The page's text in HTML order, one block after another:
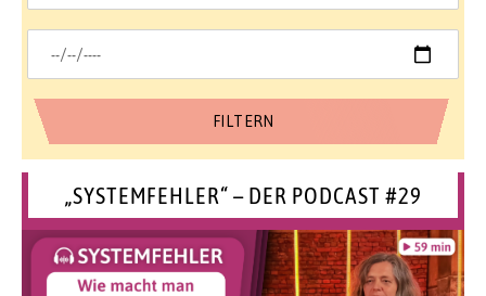
„SYSTEMFEHLER“ – DER PODCAST #29